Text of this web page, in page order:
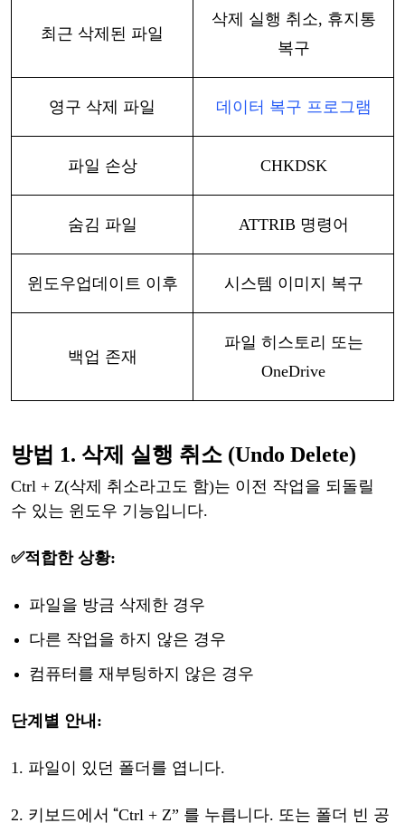
최근 삭제된 파일
삭제 실행 취소, 휴지통
복구
영구 삭제 파일 데이터 복구 프로그램
파일 손상 CHKDSK
숨김 파일 ATTRIB 명령어
윈도우업데이트 이후 시스템 이미지 복구
백업 존재
파일 히스토리 또는
OneDrive
방법 1. 삭제 실행 취소 (Undo Delete)
Ctrl + Z(삭제 취소라고도 함)는 이전 작업을 되돌릴
수 있는 윈도우 기능입니다.
✅적합한 상황:
파일을 방금 삭제한 경우
다른 작업을 하지 않은 경우
컴퓨터를 재부팅하지 않은 경우
단계별 안내 :
1. 파일이 있던 폴더를 엽니다.
2. 키보드에서 “Ctrl + Z” 를 누릅니다. 또는 폴더 빈 공